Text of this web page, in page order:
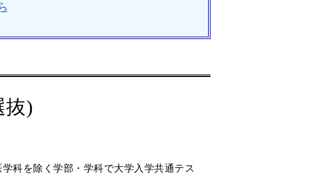
抜)
科を除く学部・学科で大学入学共通テス